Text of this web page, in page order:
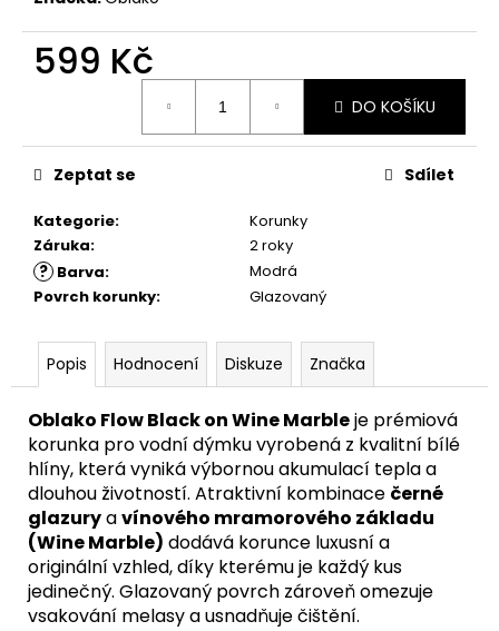
599 Kč
DO KOŠÍKU
Kategorie:
Korunky
Záruka: 2 roky
? Barva:
Modrá
Povrch korunky: Glazovaný
Zeptat se Sdílet
Popis Hodnocení Diskuze Značka
Oblako Flow Black on Wine Marbleje prémiová
korunka pro vodní dýmku vyrobená z kvalitní bílé
hlíny, která vyniká výbornou akumulací tepla a
dlouhou životností. Atraktivní kombinace černé
glazuryavínového mramorového základu
(Wine Marble) dodává korunce luxusní a
originální vzhled, díky kterému je každý kus
jedinečný. Glazovaný povrch zároveň omezuje
vsakování melasy a usnadňuje čištění.